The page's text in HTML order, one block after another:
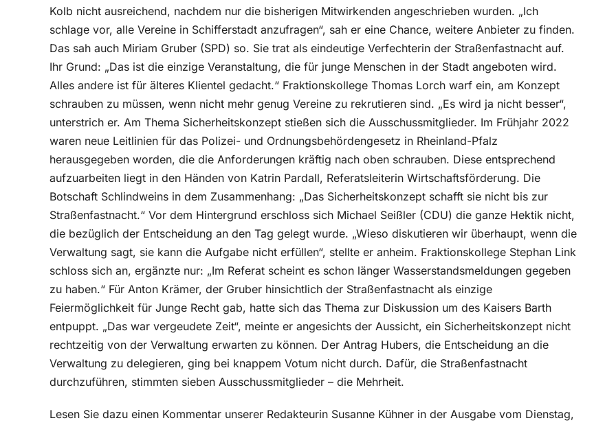
Kolb nicht ausreichend, nachdem nur die bisherigen Mitwirkenden angeschrieben wurden. „Ich
schlage vor, alle Vereine in Schifferstadt anzufragen“, sah er eine Chance, weitere Anbieter zu finden.
Das sah auch Miriam Gruber (SPD) so. Sie trat als eindeutige Verfechterin der Straßenfastnacht auf.
Ihr Grund: „Das ist die einzige Veranstaltung, die für junge Menschen in der Stadt angeboten wird.
Alles andere ist für älteres Klientel gedacht.“ Fraktionskollege Thomas Lorch warf ein, am Konzept
schrauben zu müssen, wenn nicht mehr genug Vereine zu rekrutieren sind. „Es wird ja nicht besser“,
unterstrich er. Am Thema Sicherheitskonzept stießen sich die Ausschussmitglieder. Im Frühjahr 2022
waren neue Leitlinien für das Polizei- und Ordnungsbehördengesetz in Rheinland-Pfalz
herausgegeben worden, die die Anforderungen kräftig nach oben schrauben. Diese entsprechend
aufzuarbeiten liegt in den Händen von Katrin Pardall, Referatsleiterin Wirtschaftsförderung. Die
Botschaft Schlindweins in dem Zusammenhang: „Das Sicherheitskonzept schafft sie nicht bis zur
Straßenfastnacht.“ Vor dem Hintergrund erschloss sich Michael Seißler (CDU) die ganze Hektik nicht,
die bezüglich der Entscheidung an den Tag gelegt wurde. „Wieso diskutieren wir überhaupt, wenn die
Verwaltung sagt, sie kann die Aufgabe nicht erfüllen“, stellte er anheim. Fraktionskollege Stephan Link
schloss sich an, ergänzte nur: „Im Referat scheint es schon länger Wasserstandsmeldungen gegeben
zu haben.“ Für Anton Krämer, der Gruber hinsichtlich der Straßenfastnacht als einzige
Feiermöglichkeit für Junge Recht gab, hatte sich das Thema zur Diskussion um des Kaisers Barth
entpuppt. „Das war vergeudete Zeit“, meinte er angesichts der Aussicht, ein Sicherheitskonzept nicht
rechtzeitig von der Verwaltung erwarten zu können. Der Antrag Hubers, die Entscheidung an die
Verwaltung zu delegieren, ging bei knappem Votum nicht durch. Dafür, die Straßenfastnacht
durchzuführen, stimmten sieben Ausschussmitglieder – die Mehrheit.
Lesen Sie dazu einen Kommentar unserer Redakteurin Susanne Kühner in der Ausgabe vom Dienstag,